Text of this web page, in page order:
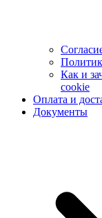
Как и
cookie
Оплата и
Документы